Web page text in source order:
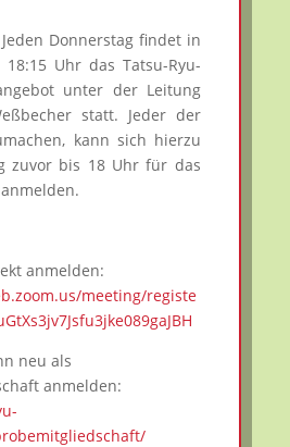
Jeden Donnerstag findet in
Uhr das Tatsu-Ryu-
unter der Leitung
statt. Jeder der
kann sich hierzu
zuvor bis 18 Uhr für das
anmelden:
meeting/registe
neu als
anmelden: